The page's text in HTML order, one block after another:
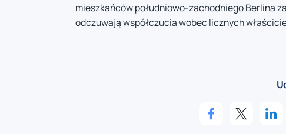
mieszkańców południowo-zachodniego Berlina
odczuwają współczucia wobec licznych